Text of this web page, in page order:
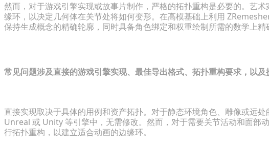
然而，对于游戏引擎实现或故事片制作，严格的拓扑重构是必要的。艺
缘环，以决定几何体在关节处将如何变形。在高模基础上利用
保持生成概念的精确轮廓，同时具备角色绑定和权重绘制所需的数学上精
常见问题涉及直接的游戏引擎实现、最佳导出格式、拓扑重构要求，以及
直接实现取决于具体的用例和资产拓扑。对于静态环境角色、雕像或远
Unreal 或 Unity 等引擎中，无需修改。然而，对于需要关节活动和面部
行拓扑重构，以建立适合动画的边缘环。